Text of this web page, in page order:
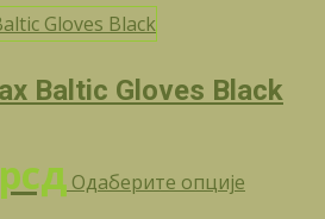
Baltic Gloves Black
рсд Одаберите опције